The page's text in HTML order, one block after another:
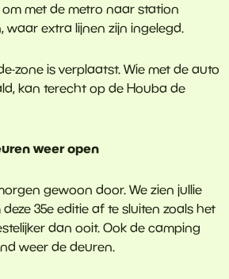
met de metro naar station
waar extra lijnen zijn ingelegd.
zone is verplaatst. Wie met de auto
kan terecht op de Houba de
weer open
gewoon door. We zien jullie
35e editie af te sluiten zoals het
dan ooit. Ook de camping
weer de deuren.